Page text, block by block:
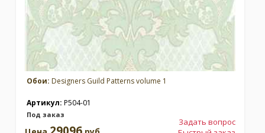
Москва (сменить город)
Заказать обратный звонок
Обои: Designers Guild Patterns volume 1
Артикул: P504-01
Под заказ
Задать вопрос